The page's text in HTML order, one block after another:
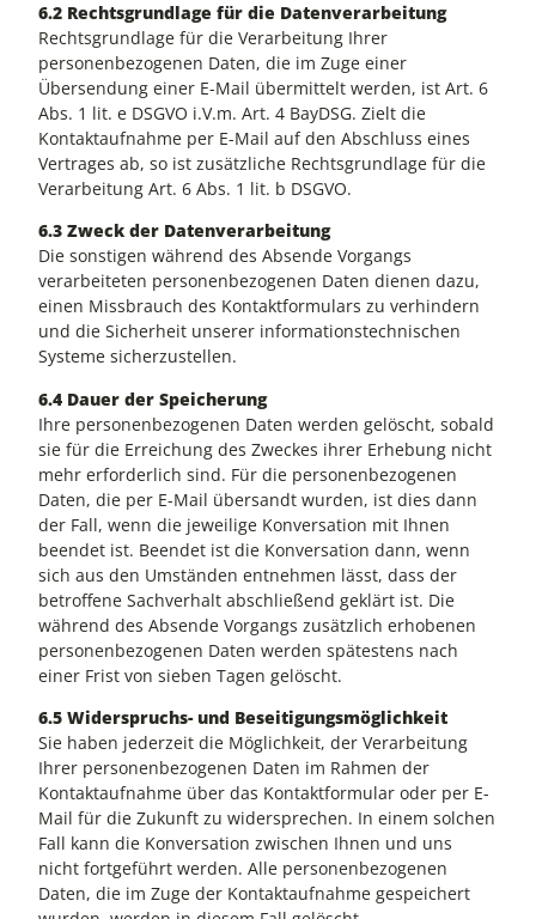
6.2 Rechtsgrundlage für die Datenverarbeitung
Rechtsgrundlage für die Verarbeitung Ihrer
personenbezogenen Daten, die im Zuge einer
Übersendung einer E-Mail übermittelt werden, ist Art. 6
Abs. 1 lit. e DSGVO i.V.m. Art. 4 BayDSG. Zielt die
Kontaktaufnahme per E-Mail auf den Abschluss eines
Vertrages ab, so ist zusätzliche Rechtsgrundlage für die
Verarbeitung Art. 6 Abs. 1 lit. b DSGVO.
6.3 Zweck der Datenverarbeitung
Die sonstigen während des Absende Vorgangs
verarbeiteten personenbezogenen Daten dienen dazu,
einen Missbrauch des Kontaktformulars zu verhindern
und die Sicherheit unserer informationstechnischen
Systeme sicherzustellen.
6.4 Dauer der Speicherung
Ihre personenbezogenen Daten werden gelöscht, sobald
sie für die Erreichung des Zweckes ihrer Erhebung nicht
mehr erforderlich sind. Für die personenbezogenen
Daten, die per E-Mail übersandt wurden, ist dies dann
der Fall, wenn die jeweilige Konversation mit Ihnen
beendet ist. Beendet ist die Konversation dann, wenn
sich aus den Umständen entnehmen lässt, dass der
betroffene Sachverhalt abschließend geklärt ist. Die
während des Absende Vorgangs zusätzlich erhobenen
personenbezogenen Daten werden spätestens nach
einer Frist von sieben Tagen gelöscht.
6.5 Widerspruchs- und Beseitigungsmöglichkeit
Sie haben jederzeit die Möglichkeit, der Verarbeitung
Ihrer personenbezogenen Daten im Rahmen der
Kontaktaufnahme über das Kontaktformular oder per E-
Mail für die Zukunft zu widersprechen. In einem solchen
Fall kann die Konversation zwischen Ihnen und uns
nicht fortgeführt werden. Alle personenbezogenen
Daten, die im Zuge der Kontaktaufnahme gespeichert